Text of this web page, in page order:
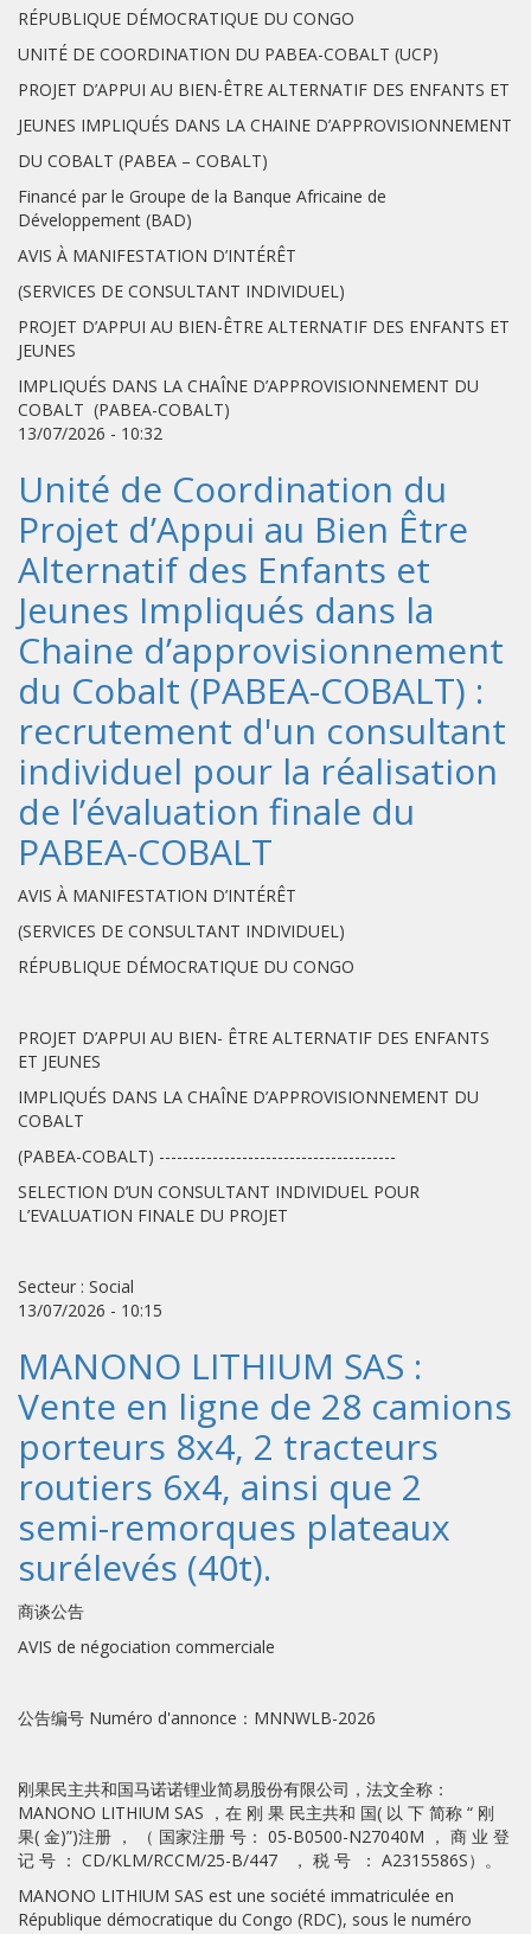
RÉPUBLIQUE DÉMOCRATIQUE DU CONGO
UNITÉ DE COORDINATION DU PABEA-COBALT (UCP)
PROJET D’APPUI AU BIEN-ÊTRE ALTERNATIF DES ENFANTS ET
JEUNES IMPLIQUÉS DANS LA CHAINE D’APPROVISIONNEMENT
DU COBALT (PABEA – COBALT)
Financé par le Groupe de la Banque Africaine de
Développement (BAD)
AVIS À MANIFESTATION D’INTÉRÊT
(SERVICES DE CONSULTANT INDIVIDUEL)
PROJET D’APPUI AU BIEN-ÊTRE ALTERNATIF DES ENFANTS ET
JEUNES
IMPLIQUÉS DANS LA CHAÎNE D’APPROVISIONNEMENT DU
COBALT (PABEA-COBALT)
13/07/2026 - 10:32
Unité de Coordination du
Projet d’Appui au Bien Être
Alternatif des Enfants et
Jeunes Impliqués dans la
Chaine d’approvisionnement
du Cobalt (PABEA-COBALT) :
recrutement d'un consultant
individuel pour la réalisation
de l’évaluation finale du
PABEA-COBALT
AVIS À MANIFESTATION D’INTÉRÊT
(SERVICES DE CONSULTANT INDIVIDUEL)
RÉPUBLIQUE DÉMOCRATIQUE DU CONGO
PROJET D’APPUI AU BIEN- ÊTRE ALTERNATIF DES ENFANTS
ET JEUNES
IMPLIQUÉS DANS LA CHAÎNE D’APPROVISIONNEMENT DU
COBALT
(PABEA-COBALT) ----------------------------------------
SELECTION D’UN CONSULTANT INDIVIDUEL POUR
L’EVALUATION FINALE DU PROJET
Secteur : Social
13/07/2026 - 10:15
MANONO LITHIUM SAS :
Vente en ligne de 28 camions
porteurs 8x4, 2 tracteurs
routiers 6x4, ainsi que 2
semi-remorques plateaux
surélevés (40t).
商谈公告
AVIS de négociation commerciale
公告编号 Numéro d'annonce：MNNWLB-2026
刚果民主共和国马诺诺锂业简易股份有限公司，法文全称：
MANONO LITHIUM SAS ，在 刚 果 民主共和 国( 以 下 简称 “ 刚
果( 金)”)注册 ， （ 国家注册 号： 05-B0500-N27040M ， 商 业 登
记 号 ： CD/KLM/RCCM/25-B/447 ， 税 号 ： A2315586S）。
MANONO LITHIUM SAS est une société immatriculée en
République démocratique du Congo (RDC), sous le numéro